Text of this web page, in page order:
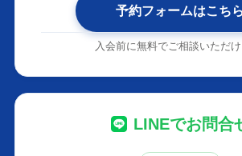
予約フォームはこちら
入会前に無料でご相談いただ
LINEでお問合